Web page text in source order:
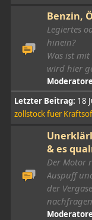
Benzin,
Legiertes
hinein?
Was ist
wird hier
Letzter Beitrag: 18
zollstock fuer
& es
Der Motor
Auspuff
der